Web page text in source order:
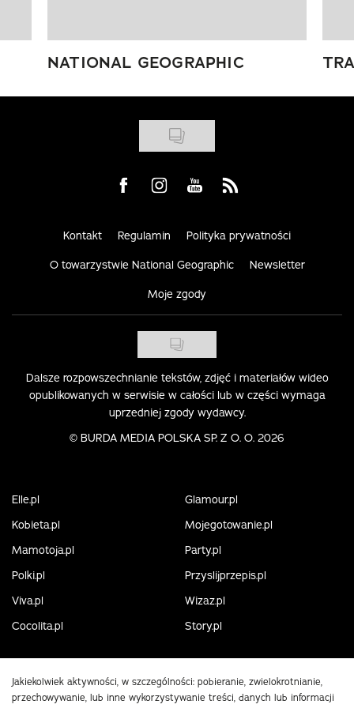
NATIONAL GEOGRAPHIC
Visit us on Facebook
Visit us on Instagram
Visit us on Youtube
Visit us on Rss
Kontakt Regulamin Polityka prywatności
O towarzystwie National Geographic Newsletter
Moje zgody
Dalsze rozpowszechnianie tekstów, zdjęć i materiałów wideo
opublikowanych w serwisie w całości lub w części wymaga
uprzedniej zgody wydawcy.
© BURDA MEDIA POLSKA SP. Z O. O. 2026
Elle.pl
Glamour.pl
Kobieta.pl
Mojegotowanie.pl
Mamotoja.pl
Party.pl
Polki.pl
Przyslijprzepis.pl
Viva.pl
Wizaz.pl
Cocolita.pl
Story.pl
Jakiekolwiek aktywności, w szczególności: pobieranie, zwielokrotnianie,
przechowywanie, lub inne wykorzystywanie treści, danych lub informacji